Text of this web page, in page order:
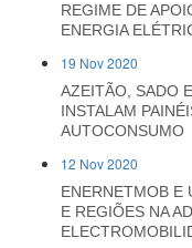
REGIME DE
ENERGIA
19 Nov 2020
AZEITÃO, SADO
INSTALAM
AUTOCONSUMO
12 Nov 2020
ENERNETMOB E
E REGIÕES NA